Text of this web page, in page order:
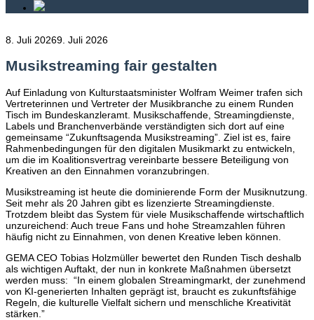
8. Juli 20269. Juli 2026
Musikstreaming fair gestalten
Auf Einladung von Kulturstaatsminister Wolfram Weimer trafen sich
Vertreterinnen und Vertreter der Musikbranche zu einem Runden
Tisch im Bundeskanzleramt. Musikschaffende, Streamingdienste,
Labels und Branchenverbände verständigten sich dort auf eine
gemeinsame “Zukunftsagenda Musikstreaming”. Ziel ist es, faire
Rahmenbedingungen für den digitalen Musikmarkt zu entwickeln,
um die im Koalitionsvertrag vereinbarte bessere Beteiligung von
Kreativen an den Einnahmen voranzubringen.
Musikstreaming ist heute die dominierende Form der Musiknutzung.
Seit mehr als 20 Jahren gibt es lizenzierte Streamingdienste.
Trotzdem bleibt das System für viele Musikschaffende wirtschaftlich
unzureichend: Auch treue Fans und hohe Streamzahlen führen
häufig nicht zu Einnahmen, von denen Kreative leben können.
GEMA CEO Tobias Holzmüller bewertet den Runden Tisch deshalb
als wichtigen Auftakt, der nun in konkrete Maßnahmen übersetzt
werden muss: “In einem globalen Streamingmarkt, der zunehmend
von KI-generierten Inhalten geprägt ist, braucht es zukunftsfähige
Regeln, die kulturelle Vielfalt sichern und menschliche Kreativität
stärken.”